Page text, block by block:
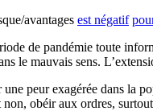
avantages est négatif
de pandémie toute
le mauvais sens.
une peur exagérée dans la
obéir aux ordres,